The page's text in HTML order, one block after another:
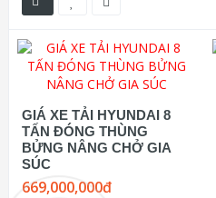
GIÁ XE TẢI HYUNDAI 8
TẤN ĐÓNG THÙNG
BỬNG NÂNG CHỞ GIA
SÚC
669,000,000đ